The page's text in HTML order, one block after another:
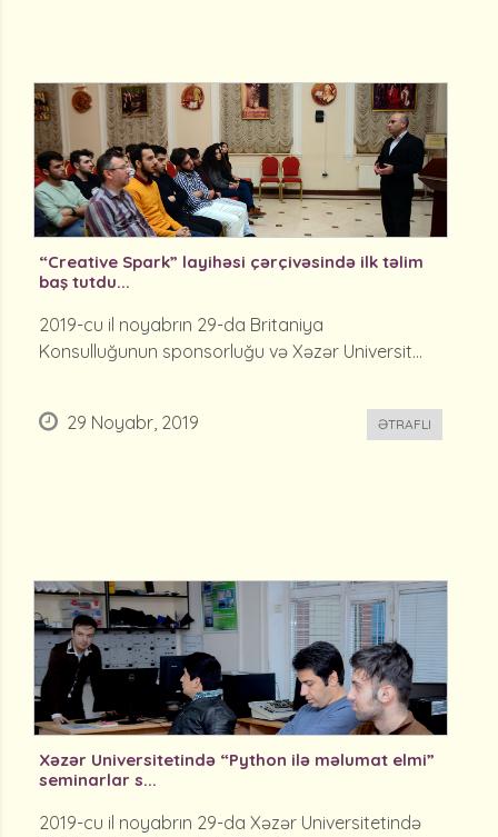
“Creative Spark” layihəsi çərçivəsində ilk təlim
baş tutdu...
2019-cu il noyabrın 29-da Britaniya
Konsulluğunun sponsorluğu və Xəzər Universit...
29 Noyabr, 2019 ƏTRAFLI
Xəzər Universitetində “Python ilə məlumat elmi”
seminarlar s...
2019-cu il noyabrın 29-da Xəzər Universitetində